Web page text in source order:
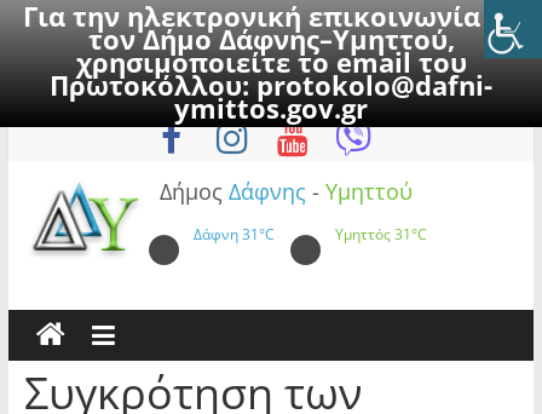
Για την ηλεκτρονική επικοινωνία με
τον Δήμο Δάφνης–Υμηττού,
χρησιμοποιείτε το email του
Πρωτοκόλλου:protokolo@dafni-
ymittos.gov.gr
to
Σάββατο, 8 Αυγούστου 2026
Δήμος Δάφνης - Υμηττού
Δάφνη31°C Υμηττός31°C
Συγκρότηση των